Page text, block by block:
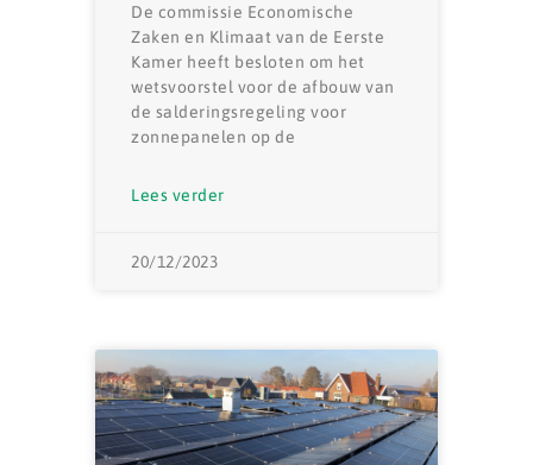
De commissie Economische
Zaken en Klimaat van de Eerste
Kamer heeft besloten om het
wetsvoorstel voor de afbouw van
de salderingsregeling voor
zonnepanelen op de
Lees verder
20/12/2023